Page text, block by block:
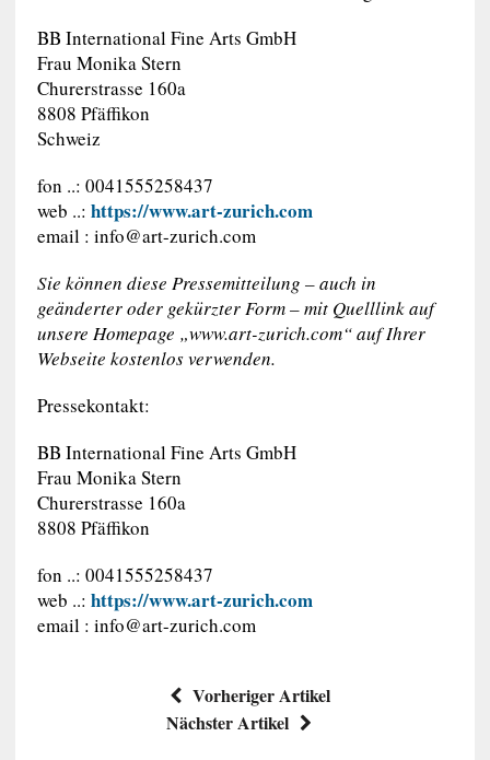
BB International Fine Arts GmbH
Frau Monika Stern
Churerstrasse 160a
8808 Pfäffikon
Schweiz
fon ..: 0041555258437
web ..: https://www.art-zurich.com
email : info@art-zurich.com
Sie können diese Pressemitteilung – auch in
geänderter oder gekürzter Form – mit Quelllink auf
unsere Homepage „www.art-zurich.com“ auf Ihrer
Webseite kostenlos verwenden.
Pressekontakt:
BB International Fine Arts GmbH
Frau Monika Stern
Churerstrasse 160a
8808 Pfäffikon
fon ..: 0041555258437
web ..: https://www.art-zurich.com
email : info@art-zurich.com
Vorheriger Artikel
Nächster Artikel